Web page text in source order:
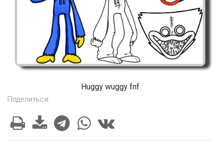
Huggy wuggy fnf
Поделиться: